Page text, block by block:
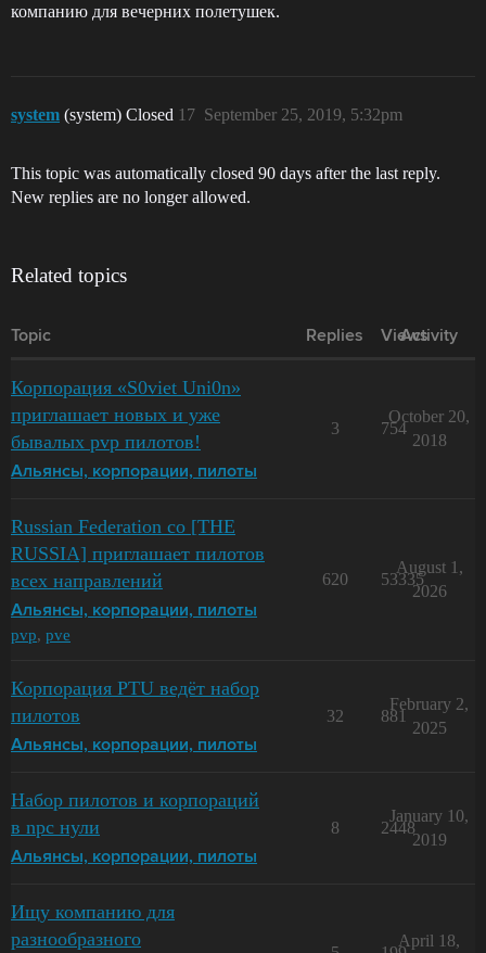
компанию для вечерних полетушек.
system (system) Closed September 25, 2019, 5:32pm
17
This topic was automatically closed 90 days after the last reply.
New replies are no longer allowed.
Related topics
Topic Replies Views
Activity
Корпорация «S0viet Uni0n»
приглашает новых и уже
бывалых pvp пилотов!
Альянсы, корпорации, пилоты
3 754
October 20,
2018
Russian Federation co [THE
RUSSIA] приглашает пилотов
всех направлений
Альянсы, корпорации, пилоты
pvp, pve
620 53335
August 1,
2026
Корпорация PTU ведёт набор
пилотов
Альянсы, корпорации, пилоты
32 881
February 2,
2025
Набор пилотов и корпораций
в npc нули
Альянсы, корпорации, пилоты
8 2448
January 10,
2019
Ищу компанию для
разнообразного
April 18,